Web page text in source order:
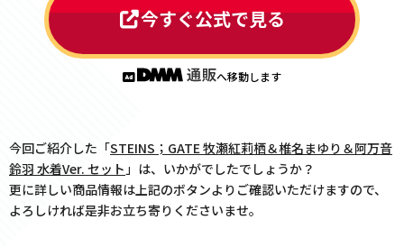
今すぐ公式で見る
へ移動します
今回ご紹介した「STEINS；GATE 牧瀬紅莉栖＆椎名まゆり＆阿万音
鈴羽 水着Ver. セット」は、いかがでしたでしょうか？
更に詳しい商品情報は上記のボタンよりご確認いただけますので、
よろしければ是非お立ち寄りくださいませ。